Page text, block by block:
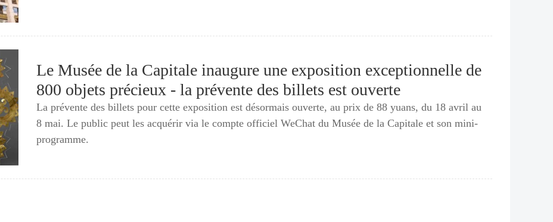
Le Musée de la Capitale inaugure une exposition exceptionnelle de
800 objets précieux - la prévente des billets est ouverte
La prévente des billets pour cette exposition est désormais ouverte, au prix de 88 yuans, du 18 avril au
8 mai. Le public peut les acquérir via le compte officiel WeChat du Musée de la Capitale et son mini-
programme.